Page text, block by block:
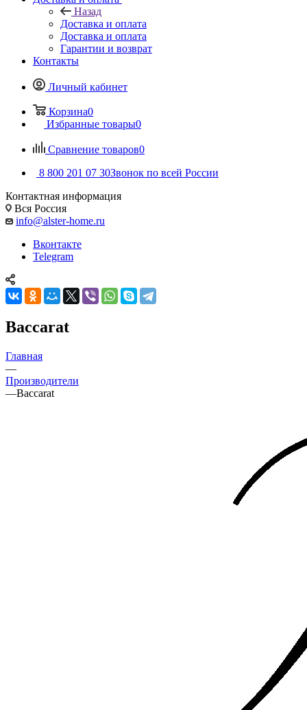
Назад
Доставка и оплата
Доставка и оплата
Гарантии и возврат
Контакты
Личный кабинет
Корзина0
Избранные товары0
Сравнение товаров0
8 800 201 07 30Звонок по всей России
Контактная информация
Вся Россия
info@alster-home.ru
Вконтакте
Telegram
Baccarat
Главная
—
Производители
—Baccarat